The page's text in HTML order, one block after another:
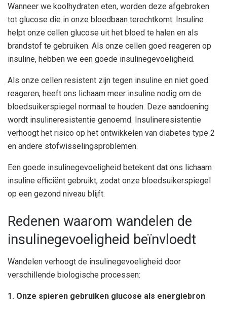
Wanneer we koolhydraten eten, worden deze afgebroken
tot glucose die in onze bloedbaan terechtkomt. Insuline
helpt onze cellen glucose uit het bloed te halen en als
brandstof te gebruiken. Als onze cellen goed reageren op
insuline, hebben we een goede insulinegevoeligheid.
Als onze cellen resistent zijn tegen insuline en niet goed
reageren, heeft ons lichaam meer insuline nodig om de
bloedsuikerspiegel normaal te houden. Deze aandoening
wordt insulineresistentie genoemd. Insulineresistentie
verhoogt het risico op het ontwikkelen van diabetes type 2
en andere stofwisselingsproblemen.
Een goede insulinegevoeligheid betekent dat ons lichaam
insuline efficiënt gebruikt, zodat onze bloedsuikerspiegel
op een gezond niveau blijft.
Redenen waarom wandelen de
insulinegevoeligheid beïnvloedt
Wandelen verhoogt de insulinegevoeligheid door
verschillende biologische processen:
1. Onze spieren gebruiken glucose als energiebron